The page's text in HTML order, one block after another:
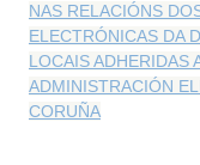
NAS RELACIÓNS
ELECTRÓNICAS DA
LOCAIS ADHERIDAS
ADMINISTRACIÓN
CORUÑA